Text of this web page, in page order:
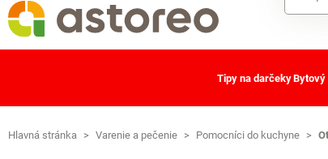
Tipy na darčekyBytový
Hlavná stránka > Varenie a pečenie > Pomocníci do kuchyne >